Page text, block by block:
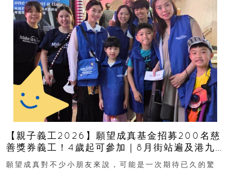
【親子義工2026】願望成真基金招募200名慈
善獎券義工！4歲起可參加｜8月街站遍及港九
新界
願望成真對不少小朋友來說，可能是一次期待已久的驚